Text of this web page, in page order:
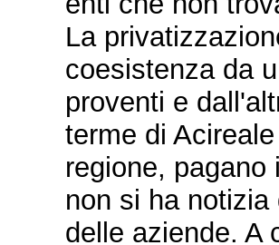
La
coesistenza da
proventi e
terme di
regione, pagano
non si ha
delle aziende. A